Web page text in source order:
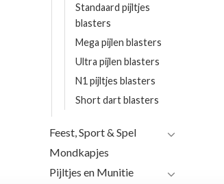
Standaard pijltjes
blasters
Mega pijlen blasters
Ultra pijlen blasters
N1 pijltjes blasters
Short dart blasters
Feest, Sport & Spel
Mondkapjes
Pijltjes en Munitie